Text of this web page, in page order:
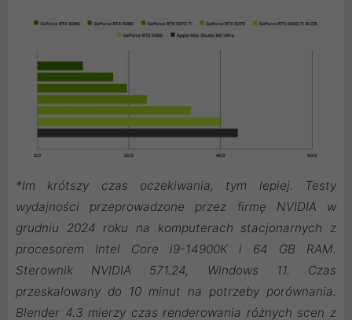
*Im krótszy czas oczekiwania, tym lepiej. Testy
wydajności przeprowadzone przez firmę NVIDIA w
grudniu 2024 roku na komputerach stacjonarnych z
procesorem Intel Core i9-14900K i 64 GB RAM.
Sterownik NVIDIA 571.24, Windows 11. Czas
przeskalowany do 10 minut na potrzeby porównania.
Blender 4.3 mierzy czas renderowania różnych scen z